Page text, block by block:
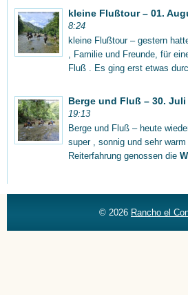
kleine Flußtour – 01.
8:24
kleine Flußtour – gestern
, Familie und Freunde, für
Fluß . Es ging erst etwas
Berge und Fluß – 30. Juli
19:13
Berge und Fluß – heute
super , sonnig und sehr
Reiterfahrung genossen die
© 2026 Rancho el